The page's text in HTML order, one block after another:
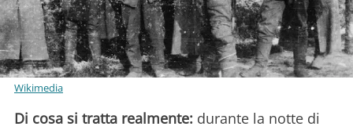
Wikimedia
Di cosa si tratta realmente: durante la notte di